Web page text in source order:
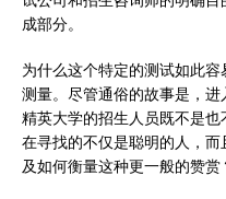
成部分。
为什么这个特定的测试如此
测量。尽管通俗的故事是，
精英大学的招生人员既不是
在寻找的不仅是聪明的人，
及如何衡量这种更一般的赞